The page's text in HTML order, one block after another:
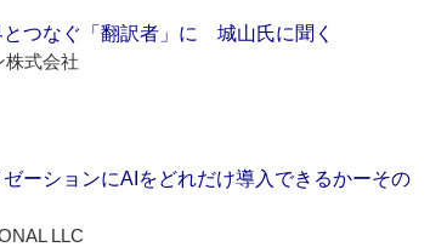
とつなぐ「翻訳者」に 城山氏に聞く
株式会社
ーションにAIをどれだけ導入できるかーその
LLC